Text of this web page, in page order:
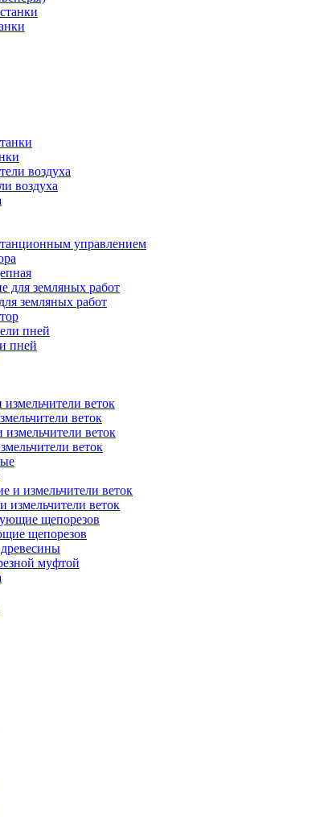
воздуха
управлением
земляных работ
пней
веток
веток
измельчители веток
щепорезов
муфтой